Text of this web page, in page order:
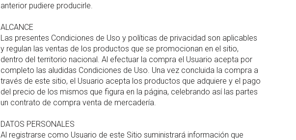
anterior pudiere producirle.
ALCANCE
Las presentes Condiciones de Uso y políticas de privacidad son aplicables
y regulan las ventas de los productos que se promocionan en el sitio,
dentro del territorio nacional. Al efectuar la compra el Usuario acepta por
completo las aludidas Condiciones de Uso. Una vez concluida la compra a
través de este sitio, el Usuario acepta los productos que adquiere y el pago
del precio de los mismos que figura en la página, celebrando así las partes
un contrato de compra venta de mercadería.
DATOS PERSONALES
Al registrarse como Usuario de este Sitio suministrará información que